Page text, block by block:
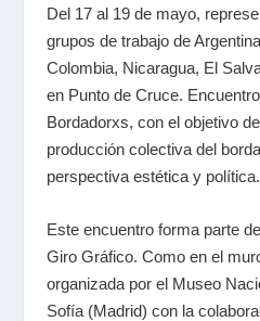
Del 17 al 19 de mayo,
grupos de trabajo de
Colombia, Nicaragua, El
en Punto de Cruce.
Bordadorxs, con el objetivo de
producción colectiva del
perspectiva estética y política.
Este encuentro forma parte
Giro Gráfico. Como en el
organizada por el Museo
Sofía (Madrid) con la